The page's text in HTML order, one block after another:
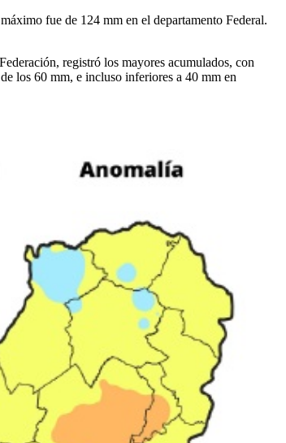
fue de 124 mm en el departamento Federal.
registró los mayores acumulados, con
los 60 mm, e incluso inferiores a 40 mm en